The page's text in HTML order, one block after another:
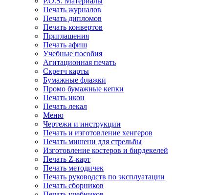
Печать журналов
Печать дипломов
Печать конвертов
Приглашения
Печать афиш
Учебные пособия
Агитационная печать
Скретч карты
Бумажные флажки
Промо бумажные кепки
Печать икон
Печать лекал
Меню
Чертежи и инструкции
Печать и изготовление хенгеров
Печать мишени для стрельбы
Изготовление костеров и бирдекелей
Печать Z-карт
Печать методичек
Печать руководств по эксплуатации
Печать сборников